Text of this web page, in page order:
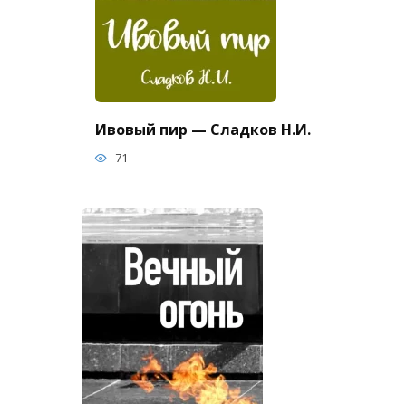
Ивовый пир — Сладков Н.И.
71